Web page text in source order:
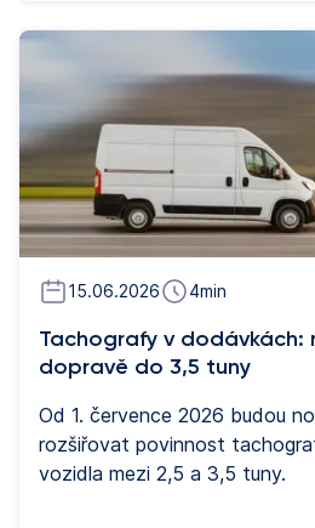
vědět před vyjíděním na cestu.
15.06.2026 4min
Tachografy v dodávkách:
dopravě do 3,5 tuny
Od 1. července 2026 budou
rozšiřovat povinnost
vozidla mezi 2,5 a 3,5 tuny.